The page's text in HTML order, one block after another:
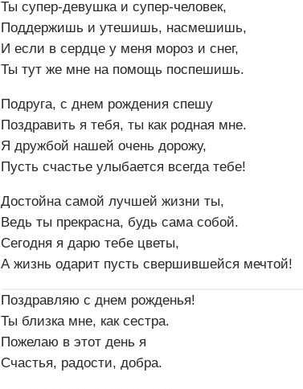
Ты супер-девушка и супер-человек,
Поддержишь и утешишь, насмешишь,
И если в сердце у меня мороз и снег,
Ты тут же мне на помощь поспешишь.
Подруга, с днем рождения спешу
Поздравить я тебя, ты как родная мне.
Я дружбой нашей очень дорожу,
Пусть счастье улыбается всегда тебе!
Достойна самой лучшей жизни ты,
Ведь ты прекрасна, будь сама собой.
Сегодня я дарю тебе цветы,
А жизнь одарит пусть свершившейся мечтой!
Поздравляю с днем рожденья!
Ты близка мне, как сестра.
Пожелаю в этот день я
Счастья, радости, добра.